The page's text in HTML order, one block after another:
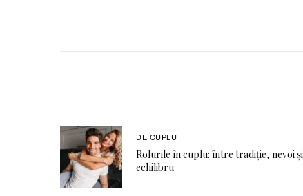
DE CUPLU
Rolurile în cuplu: între tradiție, nevoi și
echilibru